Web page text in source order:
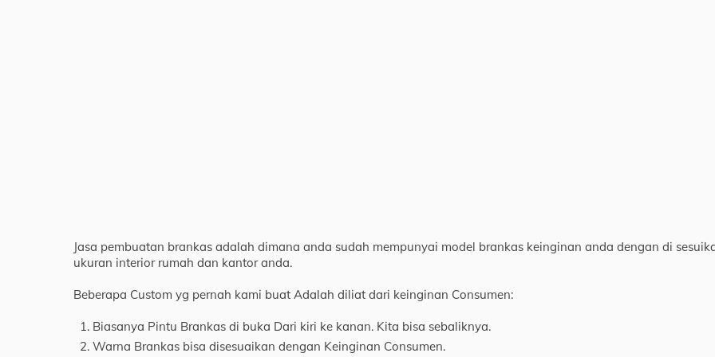
Jasa pembuatan brankas adalah dimana anda sudah mempunyai model brankas keinginan anda dengan di
ukuran interior rumah dan kantor anda.
Beberapa Custom yg pernah kami buat Adalah diliat dari keinginan Consumen:
Biasanya Pintu Brankas di buka Dari kiri ke kanan. Kita bisa sebaliknya.
Warna Brankas bisa disesuaikan dengan Keinginan Consumen.